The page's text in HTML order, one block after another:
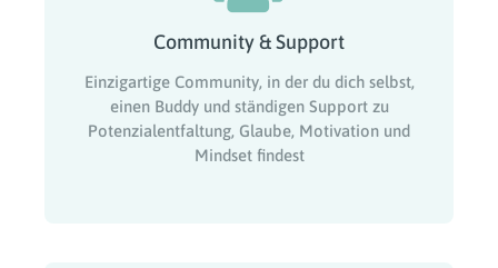
Community & Support
Einzigartige Community, in der du dich selbst,
einen Buddy und ständigen Support zu
Potenzialentfaltung, Glaube, Motivation und
Mindset findest